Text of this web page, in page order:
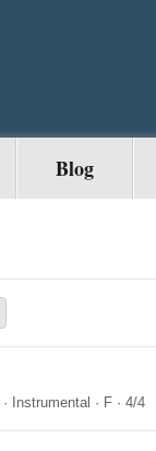
Blog
· Instrumental · F · 4/4